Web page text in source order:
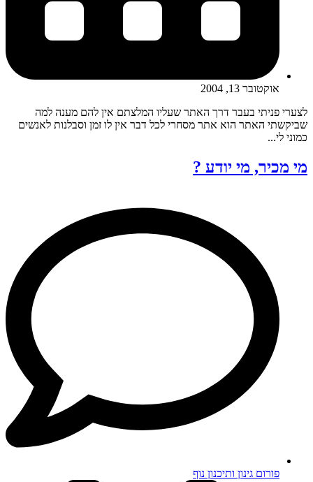
אוקטובר 13, 2004
לצערי פניתי בעבר דרך האתר שעליו המלצתם אין להם מענה למה
שביקשתי האתר הוא אתר מסחרי לכל דבר אין לו זמן וסבלנות לאנשים
כמוני לי...
מי מכיר, מי יודע ?
פורום גינון ותיכנון נוף